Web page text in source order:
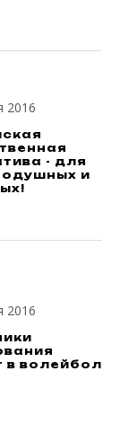
2016
- для
и
2016
в волейбол